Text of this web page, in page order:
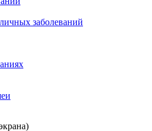
заболеваний